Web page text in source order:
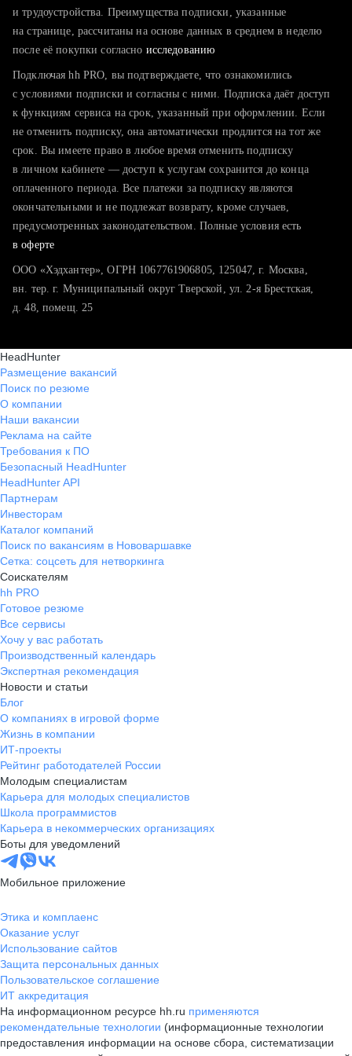
тратите много времени на поиск и вручную поднимаете
хотите сравнить себя с конкурентами и оценить шансы
и трудоустройства. Преимущества подписки, указанные
на странице, рассчитаны на основе данных в среднем в неделю
после её покупки согласно исследованию
Подключая hh PRO, вы подтверждаете, что ознакомились
с условиями подписки и согласны с ними. Подписка даёт доступ
к функциям сервиса на срок, указанный при оформлении. Если
не отменить подписку, она автоматически продлится на тот же
срок. Вы имеете право в любое время отменить подписку
в личном кабинете — доступ к услугам сохранится до конца
оплаченного периода. Все платежи за подписку являются
окончательными и не подлежат возврату, кроме случаев,
предусмотренных законодательством. Полные условия есть
в оферте
ООО «Хэдхантер», ОГРН 1067761906805, 125047, г. Москва,
вн. тер. г. Муниципальный округ Тверской, ул. 2-я Брестская,
д. 48, помещ. 25
HeadHunter
Размещение вакансий
Поиск по резюме
О компании
Наши вакансии
Реклама на сайте
Требования к ПО
Безопасный HeadHunter
HeadHunter API
Партнерам
Инвесторам
Каталог компаний
Поиск по вакансиям в Нововаршавке
Сетка: соцсеть для нетворкинга
Соискателям
hh PRO
Готовое резюме
Все сервисы
Хочу у вас работать
Производственный календарь
Экспертная рекомендация
Новости и статьи
Блог
О компаниях в игровой форме
Жизнь в компании
ИТ-проекты
Рейтинг работодателей России
Молодым специалистам
Карьера для молодых специалистов
Школа программистов
Карьера в некоммерческих организациях
Боты для уведомлений
Мобильное приложение
Этика и комплаенс
Оказание услуг
Использование сайтов
Защита персональных данных
Пользовательское соглашение
ИТ аккредитация
На информационном ресурсе hh.ru применяются
рекомендательные технологии (информационные технологии
предоставления информации на основе сбора, систематизации